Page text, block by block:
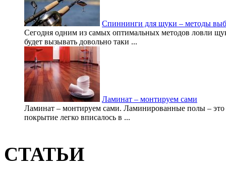
Спиннинги для щуки – методы
Сегодня одним из самых оптимальных методов ловли
будет вызывать довольно таки ...
Ламинат – монтируем сами
Ламинат – монтируем сами. Ламинированные полы – это
покрытие легко вписалось в ...
СТАТЬИ